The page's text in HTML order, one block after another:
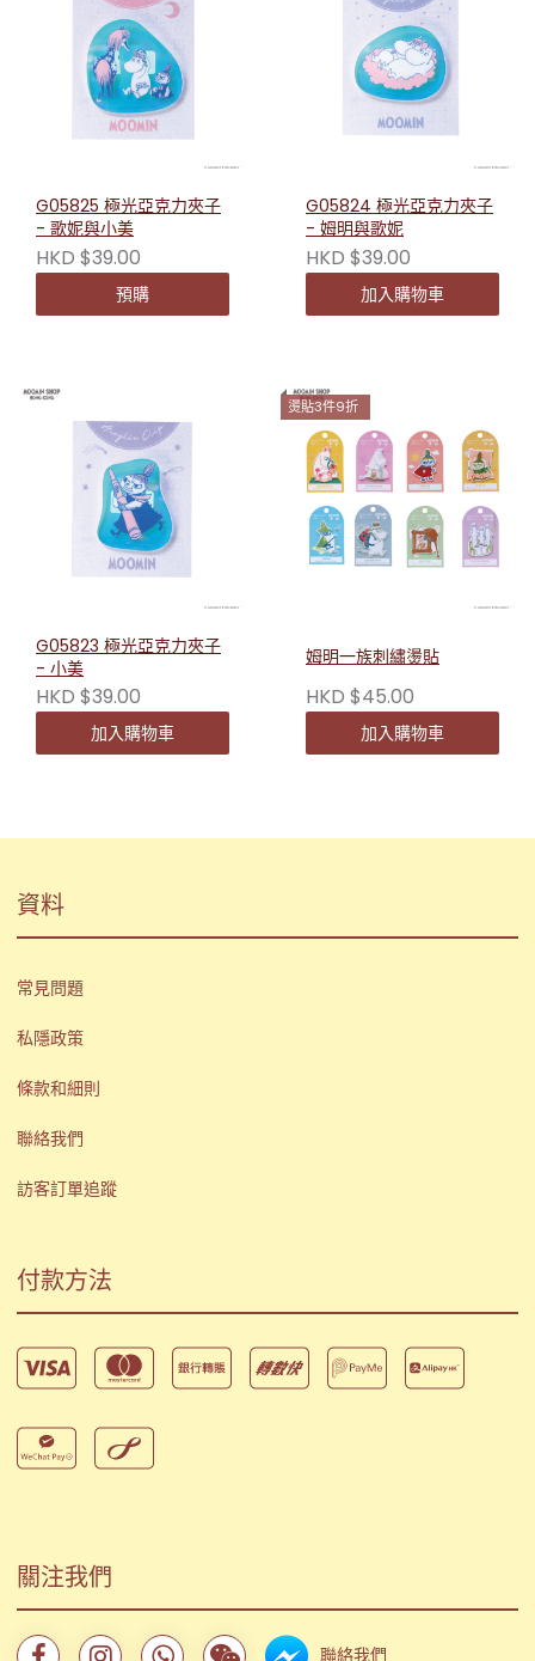
G05825 極光亞克力夾子
- 歌妮與小美
HKD $39.00
預購
G05824 極光亞克力夾子
- 姆明與歌妮
HKD $39.00
加入購物車
G05823 極光亞克力夾子
- 小美
HKD $39.00
加入購物車
燙貼3件9折
姆明一族刺繡燙貼
HKD $45.00
加入購物車
資料
常見問題
私隱政策
條款和細則
聯絡我們
訪客訂單追蹤
付款方法
關注我們
聯絡我們